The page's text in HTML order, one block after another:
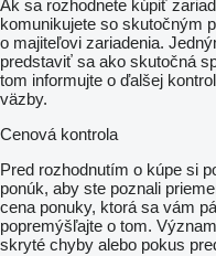
Ak sa rozhodnete kúpiť
komunikujete so skutočným
o majiteľovi zariadenia.
predstaviť sa ako skutočná
tom informujte o ďalšej
väzby.
Cenová kontrola
Pred rozhodnutím o kúpe si
ponúk, aby ste poznali
cena ponuky, ktorá sa vám
popremýšľajte o tom.
skryté chyby alebo pokus